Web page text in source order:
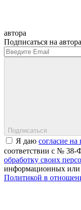
автора
Подписаться на автора
Подписаться
Я даю согласие
соответствии с № 38-
обработку своих
информационных или
Политикой в